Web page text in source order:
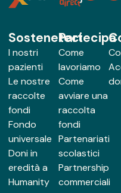
Sosteneteci
I nostri
pazienti
Le nostre
raccolte
fondi
Fondo
universale
Doni in
eredità a
Humanity
Partecipa
Come
lavoriamo
Come
avviare una
raccolta
fondi
Partenariati
scolastici
Partnership
commerciali